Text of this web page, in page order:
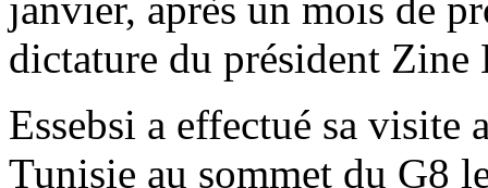
janvier, après un mois de
dictature du président
Essebsi a effectué sa
Tunisie au sommet du G8